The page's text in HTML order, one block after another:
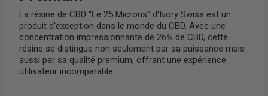
La résine de CBD "Le 25 Microns" d'Ivory Swiss est un
produit d'exception dans le monde du CBD. Avec une
concentration impressionnante de 26% de CBD, cette
résine se distingue non seulement par sa puissance mais
aussi par sa qualité premium, offrant une expérience
utilisateur incomparable.